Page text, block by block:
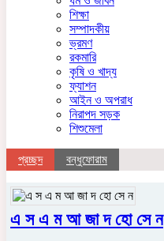
শিক্ষা
সম্পাদকীয়
ভ্রমণ
রকমারি
কৃষি ও খাদ্য
ফ্যাশন
আইন ও অপরাধ
নিরাপদ সড়ক
শিশুমেলা
প্রচ্ছদ বন্ধুফোরাম
এ স এ ম আ জা দ হো সে ন